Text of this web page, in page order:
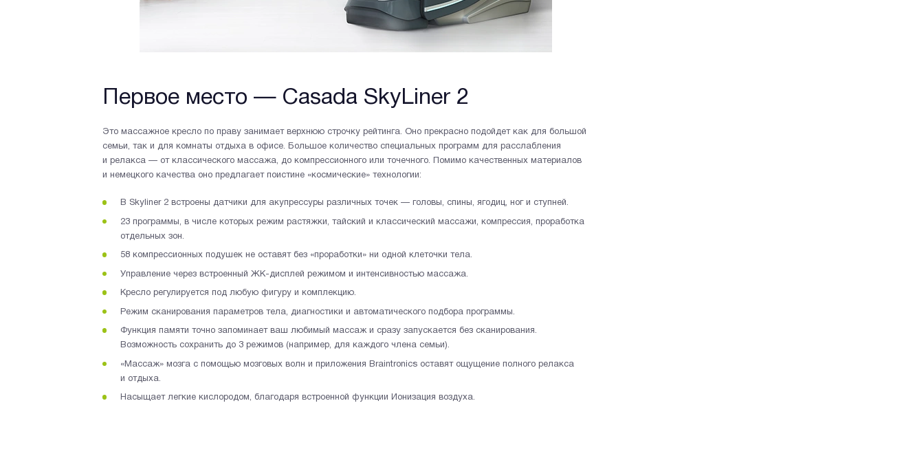
Первое место — Casada SkyLiner 2
Это массажное кресло по праву занимает верхнюю строчку рейтинга. Оно прекрасно подойдет как для большой
семьи, так и для комнаты отдыха в офисе. Большое количество специальных программ для расслабления
и релакса — от классического массажа, до компрессионного или точечного. Помимо качественных материалов
и немецкого качества оно предлагает поистине «космические» технологии:
В Skyliner 2 встроены датчики для акупрессуры различных точек — головы, спины, ягодиц, ног и ступней.
23 программы, в числе которых режим растяжки, тайский и классический массажи, компрессия, проработка
отдельных зон.
58 компрессионных подушек не оставят без «проработки» ни одной клеточки тела.
Управление через встроенный ЖК-дисплей режимом и интенсивностью массажа.
Кресло регулируется под любую фигуру и комплекцию.
Режим сканирования параметров тела, диагностики и автоматического подбора программы.
Функция памяти точно запоминает ваш любимый массаж и сразу запускается без сканирования.
Возможность сохранить до 3 режимов (например, для каждого члена семьи).
«Массаж» мозга с помощью мозговых волн и приложения Braintronics оставят ощущение полного релакса
и отдыха.
Насыщает легкие кислородом, благодаря встроенной функции Ионизация воздуха.